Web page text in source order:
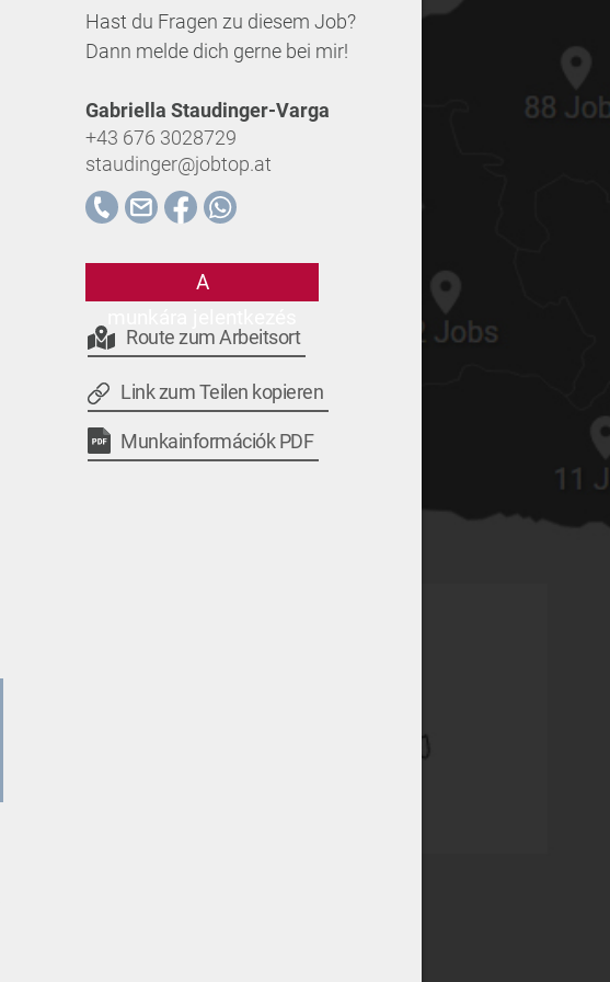
Hast du Fragen zu diesem Job?
Dann melde dich gerne bei mir!
Gabriella Staudinger-Varga
+43 676 3028729
staudinger@jobtop.at
A
Route zum Arbeitsort
Link zum Teilen kopieren
Munkainformációk PDF